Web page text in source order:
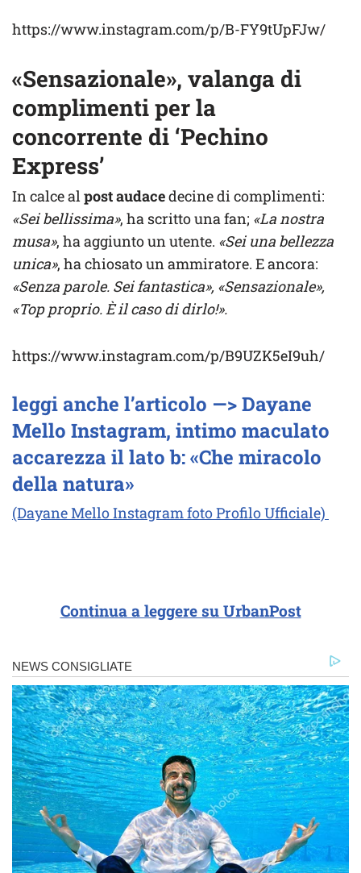
https://www.instagram.com/p/B-FY9tUpFJw/
«Sensazionale», valanga di
complimenti per la
concorrente di ‘Pechino
Express’
In calce alpost audacedecine di complimenti:
«Sei bellissima», ha scritto una fan; «La nostra
musa», ha aggiunto un utente. «Sei una bellezza
unica», ha chiosato un ammiratore. E ancora:
«Senza parole. Sei fantastica», «Sensazionale»,
«Top proprio. È il caso di dirlo!».
https://www.instagram.com/p/B9UZK5eI9uh/
leggi anche l’articolo —> Dayane
Mello Instagram, intimo maculato
accarezza il lato b: «Che miracolo
della natura»
(Dayane Mello Instagram foto Profilo Ufficiale)
Continua a leggere su UrbanPost